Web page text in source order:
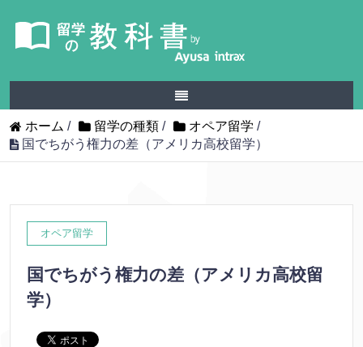
ホーム / 留学の種類 / オペア留学 /
国でちがう権力の差（アメリカ高校留学）
オペア留学
国でちがう権力の差（アメリカ高校留
学）